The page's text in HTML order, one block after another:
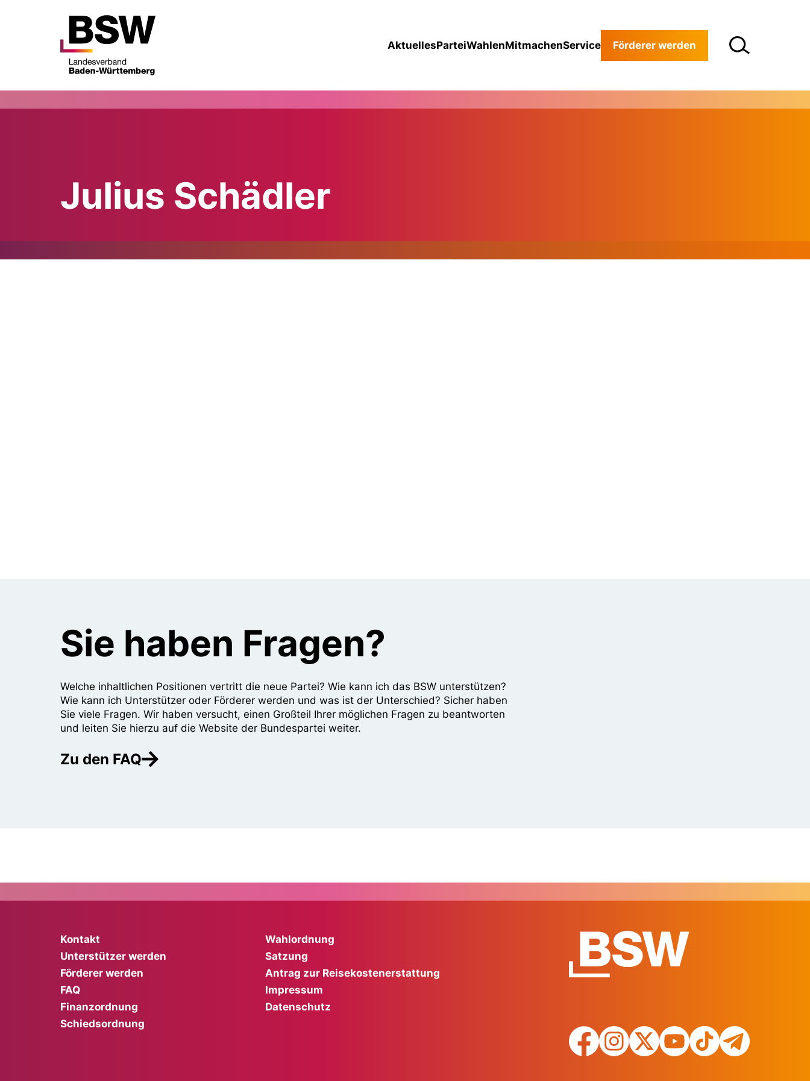
AktuellesParteiWahlenMitmachenService Förderer werden
Julius Schädler
Sie haben Fragen?
Welche inhaltlichen Positionen vertritt die neue Partei? Wie kann ich das BSW unterstützen?
Wie kann ich Unterstützer oder Förderer werden und was ist der Unterschied? Sicher haben
Sie viele Fragen. Wir haben versucht, einen Großteil Ihrer möglichen Fragen zu beantworten
und leiten Sie hierzu auf die Website der Bundespartei weiter.
Zu den FAQ
Kontakt
Unterstützer werden
Förderer werden
FAQ
Finanzordnung
Schiedsordnung
Wahlordnung
Satzung
Antrag zur Reisekostenerstattung
Impressum
Datenschutz